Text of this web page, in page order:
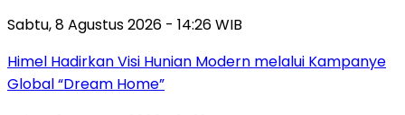
Sabtu, 8 Agustus 2026 - 14:26 WIB
Himel Hadirkan Visi Hunian Modern melalui Kampanye
Global “Dream Home”